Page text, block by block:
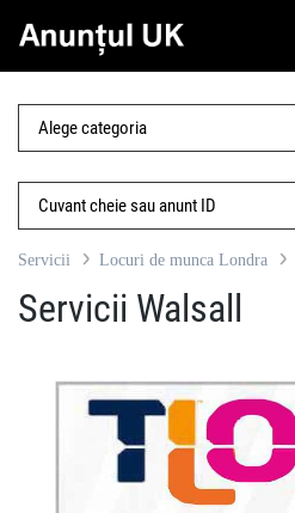
Servicii Locuri de munca Londra
Servicii Walsall